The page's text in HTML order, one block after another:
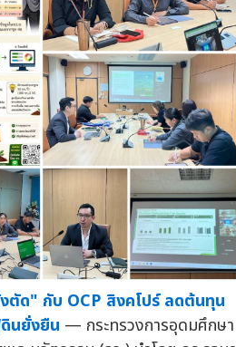
ตัด" กับ OCP สิงคโปร์ ลดต้นทุน
นยั่งยืน — กระทรวงการอุดมศึกษา